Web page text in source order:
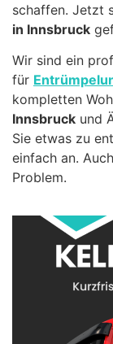
schaffen. Jetzt
in Innsbruck
Wir sind ein
für
kompletten
Innsbruck und
Sie etwas zu
einfach an.
Problem.